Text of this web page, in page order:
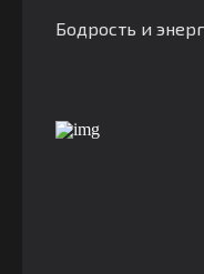
Бодрость и